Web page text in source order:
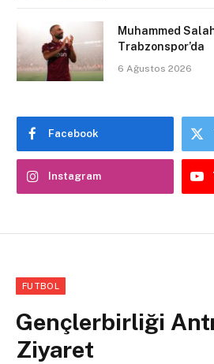
Muhammed
Trabzonspor’da
6 Ağustos 2026
Facebook
Instagram
FUTBOL
Gençlerbirliği
Ziyaret